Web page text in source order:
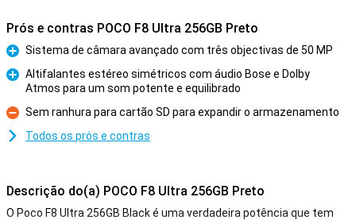
Prós e contras POCO F8 Ultra 256GB Preto
Prós
Sistema de câmara avançado com três objectivas de 50 MP
Prós
Altifalantes estéreo simétricos com áudio Bose e Dolby
Atmos para um som potente e equilibrado
Contras
Sem ranhura para cartão SD para expandir o armazenamento
Todos os prós e contras
Descrição do(a) POCO F8 Ultra 256GB Preto
O Poco F8 Ultra 256GB Black é uma verdadeira potência que tem